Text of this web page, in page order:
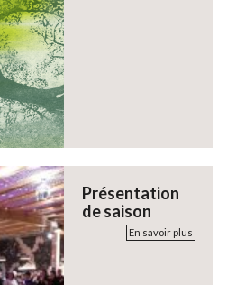
Présentation
de saison
En savoir plus